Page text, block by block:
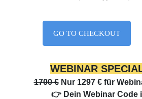
GO TO CHECKOUT
WEBINAR
1700 € Nur 1297 €für
👉 Dein Webinar Code